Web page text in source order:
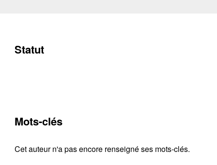
Statut
Mots-clés
Cet auteur n'a pas encore renseigné ses mots-clés.